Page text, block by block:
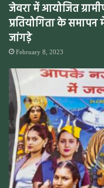
जेवरा में आयोजित
प्रतियोगिता के
जांगड़े
February 8, 2023